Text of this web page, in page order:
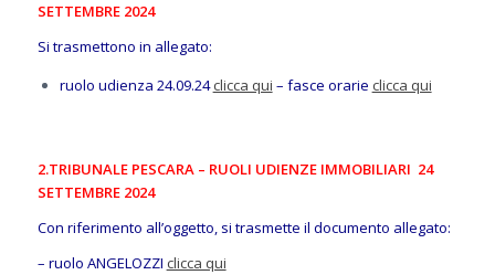
SETTEMBRE 2024
Si trasmettono in allegato:
ruolo udienza 24.09.24clicca qui – fasce orarie clicca qui
2.TRIBUNALE PESCARA – RUOLI UDIENZE IMMOBILIARI 24
SETTEMBRE 2024
Con riferimento all’oggetto, si trasmette il documento allegato:
– ruolo ANGELOZZI clicca qui